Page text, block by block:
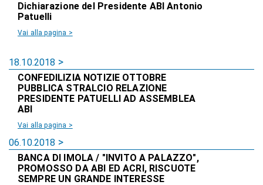
Dichiarazione del Presidente ABI Antonio
Patuelli
Vai alla pagina >
18.10.2018
CONFEDILIZIA NOTIZIE OTTOBRE
PUBBLICA STRALCIO RELAZIONE
PRESIDENTE PATUELLI AD ASSEMBLEA
ABI
Vai alla pagina >
06.10.2018
BANCA DI IMOLA / "INVITO A PALAZZO",
PROMOSSO DA ABI ED ACRI, RISCUOTE
SEMPRE UN GRANDE INTERESSE